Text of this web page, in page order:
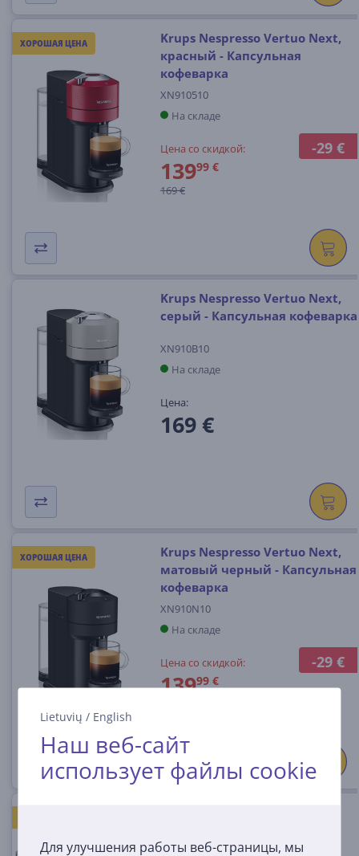
Lietuvių / English
Наш веб-сайт
использует файлы cookie
Для улучшения работы веб-страницы, мы
ХОРОШАЯ ЦЕНА
-29 €
Krups Nespresso Vertuo Next,
красный - Капсульная
кофеварка
XN910510
На складе
Цена со скидкой:
13999 €
169 €
Krups Nespresso Vertuo Next,
серый - Капсульная кофеварка
XN910B10
На складе
Цена:
169 €
ХОРОШАЯ ЦЕНА
-29 €
Krups Nespresso Vertuo Next,
матовый черный - Капсульная
кофеварка
XN910N10
На складе
Цена со скидкой:
13999 €
кофеварка